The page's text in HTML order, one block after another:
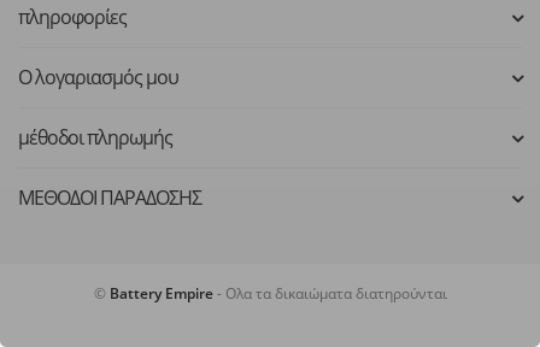
πληροφορίες
Ο λογαριασμός μου
μέθοδοι πληρωμής
ΜΕΘΟΔΟΙ ΠΑΡΑΔΟΣΗΣ
© Battery Empire- Ολα τα δικαιώματα διατηρούνται